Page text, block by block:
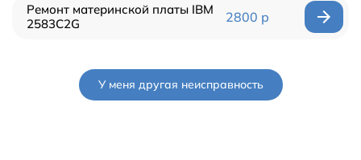
Ремонт материнской платы IBM
2583C2G
2800 р
У меня другая неисправность